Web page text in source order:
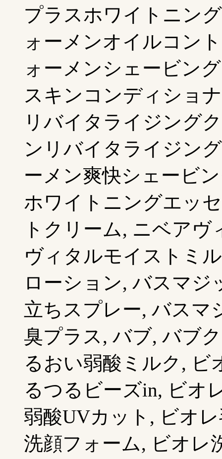
プラスホワイトニン
ォーメンオイルコン
ォーメンシェービン
スキンコンディショ
リバイタライジング
ンリバイタライジン
ーメン爽快シェービ
ホワイトニングエッ
トクリーム, ニベア
ヴィタルモイストミ
ローション, バスマ
立ちスプレー, バスマ
臭プラス, バブ, バブ
るおい弱酸ミルク, ビ
るつるビーズin, ビオ
弱酸UVカット, ビオ
洗顔フォーム, ビオレ